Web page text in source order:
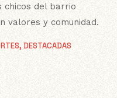
,DESTACADAS
chicos del barrio
valores y comunidad.